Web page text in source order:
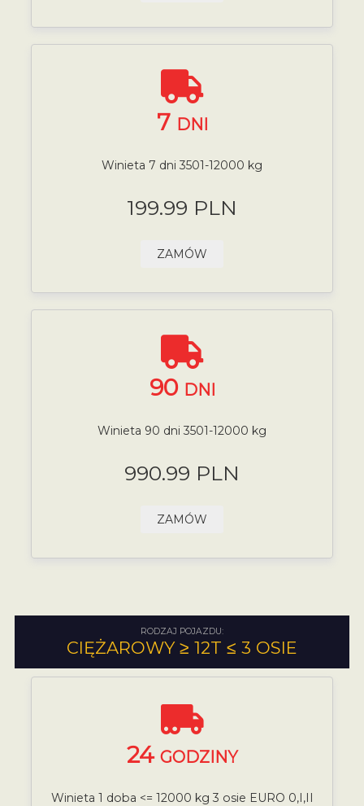
7 DNI
Winieta 7 dni 3501-12000 kg
199.99 PLN
ZAMÓW
90 DNI
Winieta 90 dni 3501-12000 kg
990.99 PLN
ZAMÓW
RODZAJ POJAZDU:
CIĘŻAROWY ≥ 12T ≤ 3 OSIE
24 GODZINY
Winieta 1 doba <= 12000 kg 3 osie EURO 0,I,II